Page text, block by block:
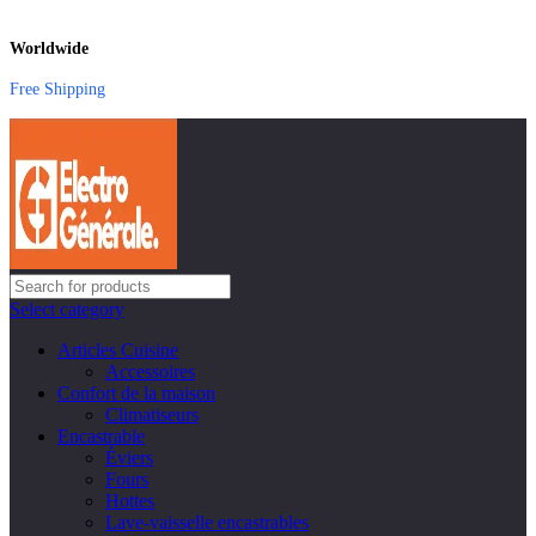
Worldwide
Free Shipping
Select category
Articles Cuisine
Accessoires
Confort de la maison
Climatiseurs
Encastrable
Éviers
Fours
Hottes
Lave-vaisselle encastrables